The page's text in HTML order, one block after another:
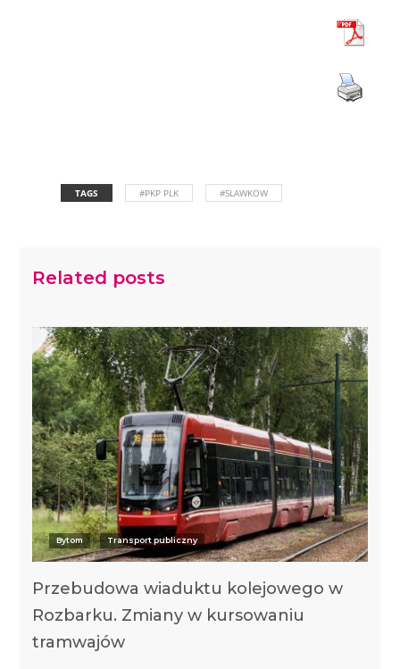
TAGS #PKP PLK #SLAWKOW
Related posts
Bytom Transport publiczny
Przebudowa wiaduktu kolejowego w
Rozbarku. Zmiany w kursowaniu
tramwajów